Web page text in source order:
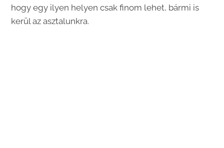
hogy egy ilyen helyen csak finom lehet, bármi is
kerül az asztalunkra.